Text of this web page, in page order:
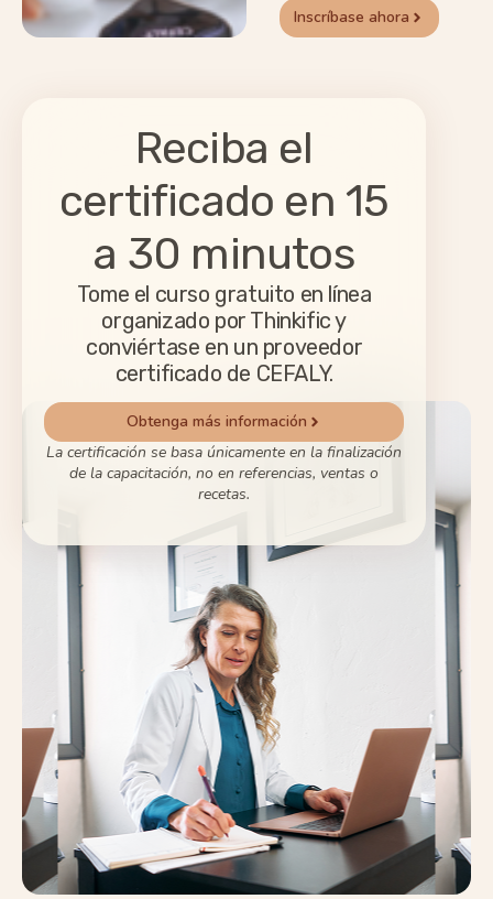
Inscríbase ahora
Reciba el
certificado en 15
a 30 minutos
Tome el curso gratuito en línea
organizado por Thinkific y
conviértase en un proveedor
certificado de CEFALY.
Obtenga más información
La certificación se basa únicamente en la finalización
de la capacitación, no en referencias, ventas o
recetas.